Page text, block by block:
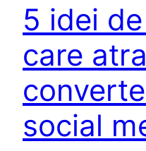
5 idei
care
social